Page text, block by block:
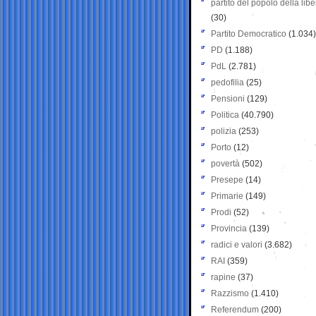
partito del popolo della
(30)
Partito Democratico (1.034)
PD (1.188)
PdL (2.781)
pedofilia (25)
Pensioni (129)
Politica (40.790)
polizia (253)
Porto (12)
povertà (502)
Presepe (14)
Primarie (149)
Prodi (52)
Provincia (139)
radici e valori (3.682)
RAI (359)
rapine (37)
Razzismo (1.410)
Referendum (200)